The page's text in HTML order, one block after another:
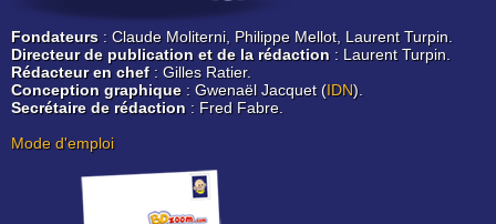
Fondateurs : Claude Moliterni, Philippe Mellot, Laurent Turpin.
Directeur de publication et de la rédaction : Laurent Turpin.
Rédacteur en chef: Gilles Ratier.
Conception graphique: Gwenaël Jacquet (IDN).
Secrétaire de rédaction : Fred Fabre.
Mode d'emploi